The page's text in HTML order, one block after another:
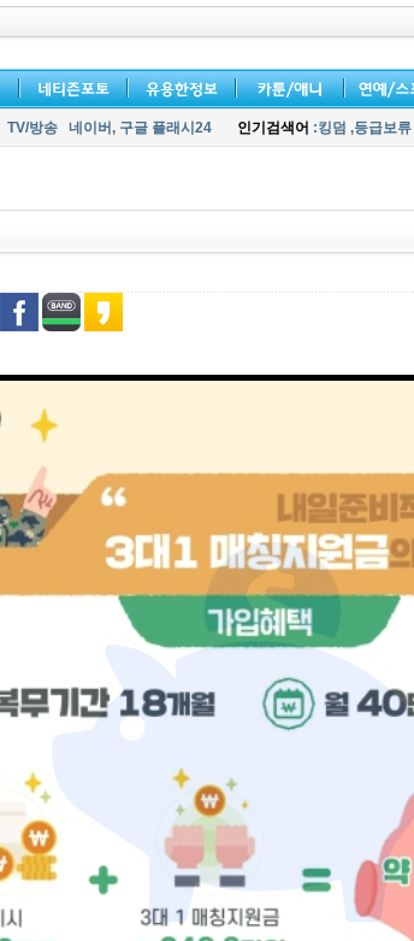
TV/방송 네이버, 구글 플래시24 인기검색어 :킹덤 ,등급보류